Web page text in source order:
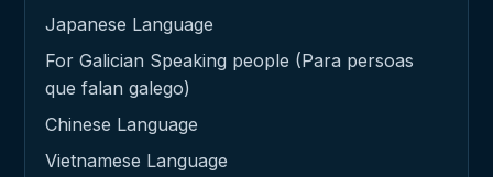
Japanese Language
For Galician Speaking people (Para persoas
que falan galego)
Chinese Language
Vietnamese Language